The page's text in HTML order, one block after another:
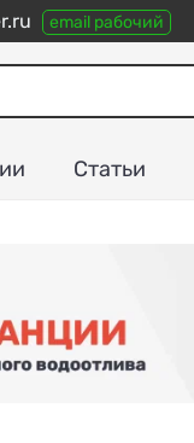
email рабочий
Статьи